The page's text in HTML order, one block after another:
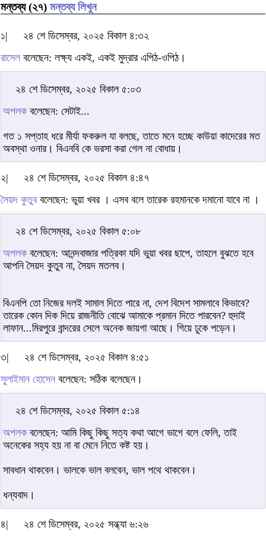
মন্তব্য (২৭) মন্তব্য লিখুন
১|
২৪ শে ডিসেম্বর, ২০২৫ বিকাল ৪:৩২
রাসেল বলেছেন: লক্ষ্য একই, একই মুদ্রার এপিঠ-ওপিঠ।
২৪ শে ডিসেম্বর, ২০২৫ বিকাল ৫:০৩
অপলক বলেছেন: সেটাই...
গত ১ সপ্তাহ ধরে মীর্যা ফকরুল যা বলছে, তাতে মনে হচ্ছে কাউয়া কাদেরের মত
অবস্থা ওনার। বিএনবি কে ভরসা করা গেল না বোধায়।
২|
২৪ শে ডিসেম্বর, ২০২৫ বিকাল ৪:৪৭
সৈয়দ কুতুব বলেছেন: ভুয়া খবর । এসব বলে তারেক রহমানকে দমানো যাবে না ।
২৪ শে ডিসেম্বর, ২০২৫ বিকাল ৫:০৮
অপলক বলেছেন: আনন্দবাজার পত্রিকা যদি ভুয়া খবর ছাপে, তাহলে বুঝতে হবে
আপনি সৈয়দ কুতুব না, সৈয়দ মতলব।
বিএনপি তো নিজের দলই সামাল দিতে পারে না, দেশ বিদেশ সামলাবে কিভাবে?
তারেক কোন দিক দিয়ে রাজনীতি বোঝে আমাকে প্রমান দিতে পারবেন? হুদাই
লাফান...মিরপুরে বান্দরের সেলে অনেক জায়গা আছে। গিয়ে ঢুকে পড়েন।
৩|
২৪ শে ডিসেম্বর, ২০২৫ বিকাল ৪:৫১
সুলাইমান হোসেন বলেছেন: সঠিক বলেছেন।
২৪ শে ডিসেম্বর, ২০২৫ বিকাল ৫:১৪
অপলক বলেছেন: আমি কিছু কিছু সত্য কথা আগে ভাগে বলে ফেলি, তাই
অনেকের সহ্য হয় না বা মেনে নিতে কষ্ট হয়।
সাবধান থাকবেন। ভালকে ভাল বলবেন, ভাল পথে থাকবেন।
ধন্যবাদ।
৪| ২৪ শে ডিসেম্বর, ২০২৫ সন্ধ্যা ৬:২৬